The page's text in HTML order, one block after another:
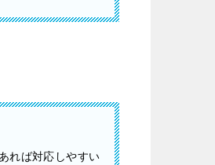
れば対応しやすい